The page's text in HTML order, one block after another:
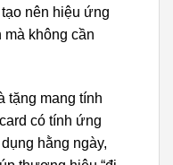
nên hiệu ứng
không cần
tặng mang tính
có tính ứng
hằng ngày,